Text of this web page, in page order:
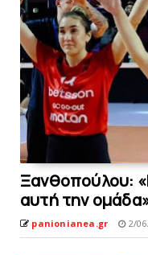
Ξανθοπούλου:
αυτή την
panionianea.gr 2/